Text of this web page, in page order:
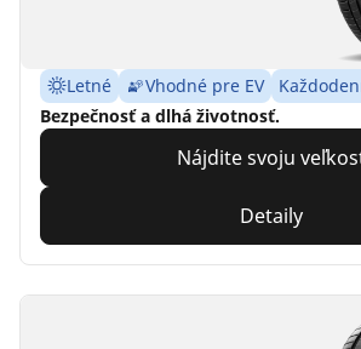
Letné Vhodné pre EV
Bezpečnosť a dlhá životnosť.
Nájdite svoju
Detaily